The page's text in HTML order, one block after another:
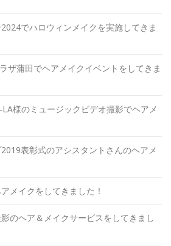
でハロウィンメイクを実施してきま
ザ蒲田でヘアメイクイベントをしてきま
様のミュージックビデオ撮影でヘアメ
表彰式のアシスタントさんのヘアメ
メイクをしてきました！
のヘア＆メイクサービスをしてきまし